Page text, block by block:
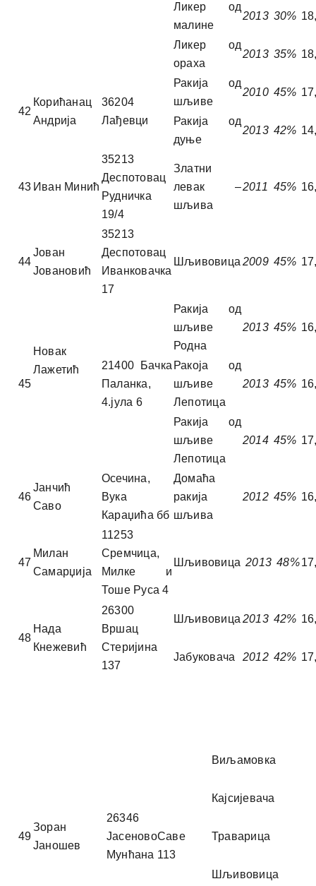
Ликер од
малине
2013 30%
Ликер од
ораха
2013 35%
42
Корићанац
Андрија
36204
Лађевци
Ракија од
шљиве
2010 45%
Ракија од
дуње
2013 42%
43 Иван Минић
35213
Деспотовац
Рудничка
19/4
Златни
левак –
шљива
2011 45%
44
Јован
Јовановић
35213
Деспотовац
Иванковачка
17
Шљивовица 2009 45%
45
Новак
Лажетић
21400 Бачка
Паланка,
4.јула 6
Ракија од
шљиве
Родна
2013 45%
Ракоја од
шљиве
Лепотица
2013 45%
Ракија од
шљиве
Лепотица
2014 45%
46
Јанчић
Саво
Осечина,
Вука
Караџића бб
Домаћа
ракија
шљива
2012 45%
47
Милан
Самарџија
11253
Сремчица,
Милке и
Тоше Руса 4
Шљивовица 2013 48%
48
Нада
Кнежевић
26300
Вршац
Стеријина
137
Шљивовица 2013 42%
Јабуковача 2012 42%
49
Зоран
Јаношев
26346
ЈасеновоСаве
Мунћана 113
Виљамовка
Кајсијевача
Траварица
Шљивовица